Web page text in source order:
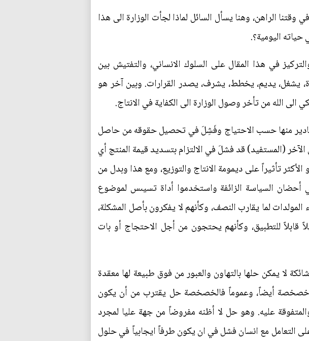
الراهن، وهنا يسأل السائل لماذا لجأت الوزارة الى هذا
اليومية؟.
في هذا المقال على السلوك الانساني، والتفتيش بين
يشغل، يديم، يخطط، يشرف، يصدر القرارات. وبين آخر هو
الله من تأخر وصول الوزارة الى الكفاية في الانتاج.
منها حسب الاحتياج وفَشِلَ في تحصيل حقوقه من حاصل
(المستفيد) قد فشلَ في الالتزام بتسديد قيمة المنتج أي
تأثيراً على ديمومة الانتاج والتوزيع، ومع هذا وبدل من
أحضان السياسة الزائفة واستخدموا أداة تسيىس لموضوع
لما يقارب النصف، وكأنهم لا يفكرون بأصل المشكلة،
قابلاً للتطبيق، وكأنهم يحتجون من أجل الاحتجاج أو بات
لا يمكن حلها بالتهاون والعبور من فوق طبيعة لها معقدة
خصخصة أيضاً، وعموماً فالخصخصة حل يقترب من أن يكون
عليه. وهو حل لا أظنه مفروضاً من جهة عليا لمجرد
التعامل مع انسان فشل في ان يكون طرفاً ايجابياً في حلول